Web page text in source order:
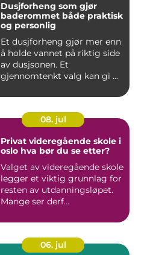
Dusjforheng som gjør
baderommet både praktisk
og personlig
Et dusjforheng gjør mer enn
å holde vannet på riktig side
av dusjsonen. Et
gjennomtenkt valg kan gi ...
08. jul
Privat videregående skole i
oslo hva bør du se etter?
Valget av videregående skole
legger et viktig grunnlag for
resten av utdanningsløpet.
Mange ser derf...
06. jul